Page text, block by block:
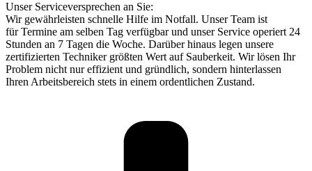
Unser Serviceversprechen an Sie:
Wir gewährleisten schnelle Hilfe im Notfall. Unser Team ist
für Termine am selben Tag verfügbar und unser Service operiert 24
Stunden an 7 Tagen die Woche. Darüber hinaus legen unsere
zertifizierten Techniker größten Wert auf Sauberkeit. Wir lösen Ihr
Problem nicht nur effizient und gründlich, sondern hinterlassen
Ihren Arbeitsbereich stets in einem ordentlichen Zustand.